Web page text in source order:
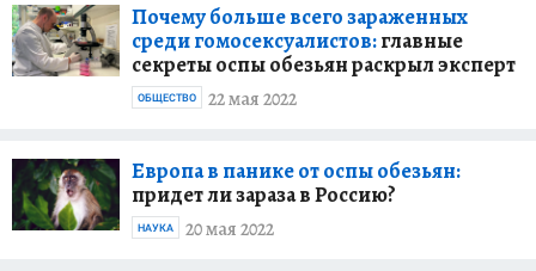
Почему больше всего зараженных
среди гомосексуалистов:главные
секреты оспы обезьян раскрыл эксперт
22 мая 2022
ОБЩЕСТВО
Европа в панике от оспы обезьян:
придет ли зараза в Россию?
20 мая 2022
НАУКА